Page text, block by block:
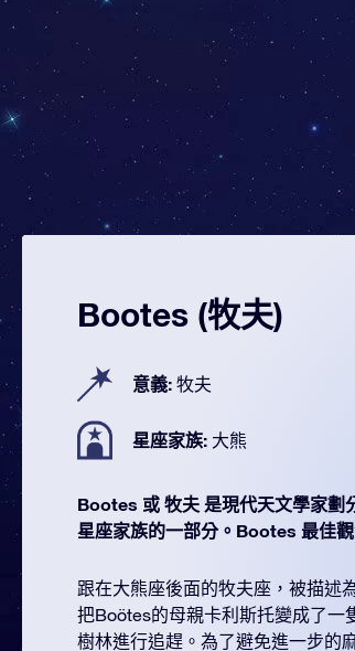
Bootes (牧夫)
意義: 牧夫
星座家族: 大熊
Bootes 或 牧夫 是現代天文學家劃
星座家族的一部分。Bootes 最佳
跟在大熊座後面的牧夫座，被描述
把Boötes的母親卡利斯托變成了一
樹林進行追趕。為了避免進一步的